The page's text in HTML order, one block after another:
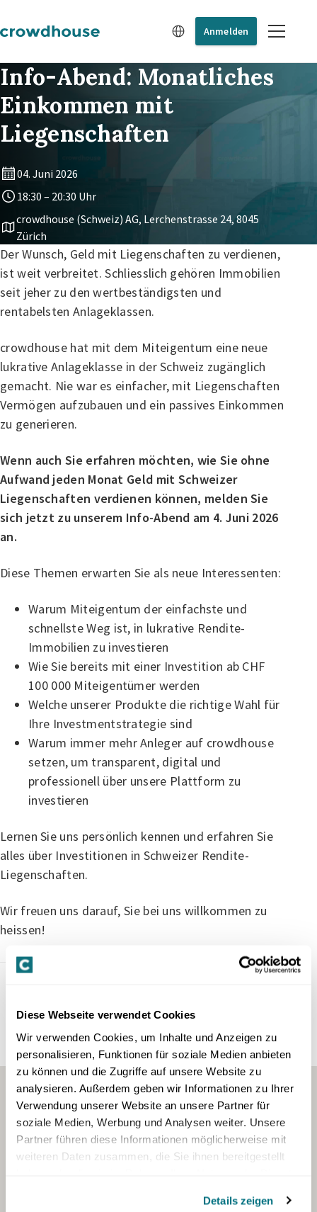
Diese Webseite verwendet Cookies
Wir verwenden Cookies, um Inhalte und Anzeigen zu
personalisieren, Funktionen für soziale Medien anbieten
zu können und die Zugriffe auf unsere Website zu
analysieren. Außerdem geben wir Informationen zu Ihrer
Verwendung unserer Website an unsere Partner für
soziale Medien, Werbung und Analysen weiter. Unsere
Partner führen diese Informationen möglicherweise mit
weiteren Daten zusammen, die Sie ihnen bereitgestellt
Details zeigen
Anmelden
Info-Abend: Monatliches
Einkommen mit
Liegenschaften
04. Juni 2026
18:30 – 20:30 Uhr
crowdhouse (Schweiz) AG, Lerchenstrasse 24, 8045
Zürich
Der Wunsch, Geld mit Liegenschaften zu verdienen,
ist weit verbreitet. Schliesslich gehören Immobilien
seit jeher zu den wertbeständigsten und
rentabelsten Anlageklassen.
crowdhouse hat mit dem Miteigentum eine neue
lukrative Anlageklasse in der Schweiz zugänglich
gemacht. Nie war es einfacher, mit Liegenschaften
Vermögen aufzubauen und ein passives Einkommen
zu generieren.
Wenn auch Sie erfahren möchten, wie Sie ohne
Aufwand jeden Monat Geld mit Schweizer
Liegenschaften verdienen können, melden Sie
sich jetzt zu unserem Info-Abend am 4. Juni 2026
an.
Diese Themen erwarten Sie als neue Interessenten:
Warum Miteigentum der einfachste und
schnellste Weg ist, in lukrative Rendite-
Immobilien zu investieren
Wie Sie bereits mit einer Investition ab CHF
100 000 Miteigentümer werden
Welche unserer Produkte die richtige Wahl für
Ihre Investmentstrategie sind
Warum immer mehr Anleger auf crowdhouse
setzen, um transparent, digital und
professionell über unsere Plattform zu
investieren
Lernen Sie uns persönlich kennen und erfahren Sie
alles über Investitionen in Schweizer Rendite-
Liegenschaften.
Wir freuen uns darauf, Sie bei uns willkommen zu
heissen!
Die Anmeldung für dieses Event ist bereits
einem anderen Event begrüssen zu dürfen.